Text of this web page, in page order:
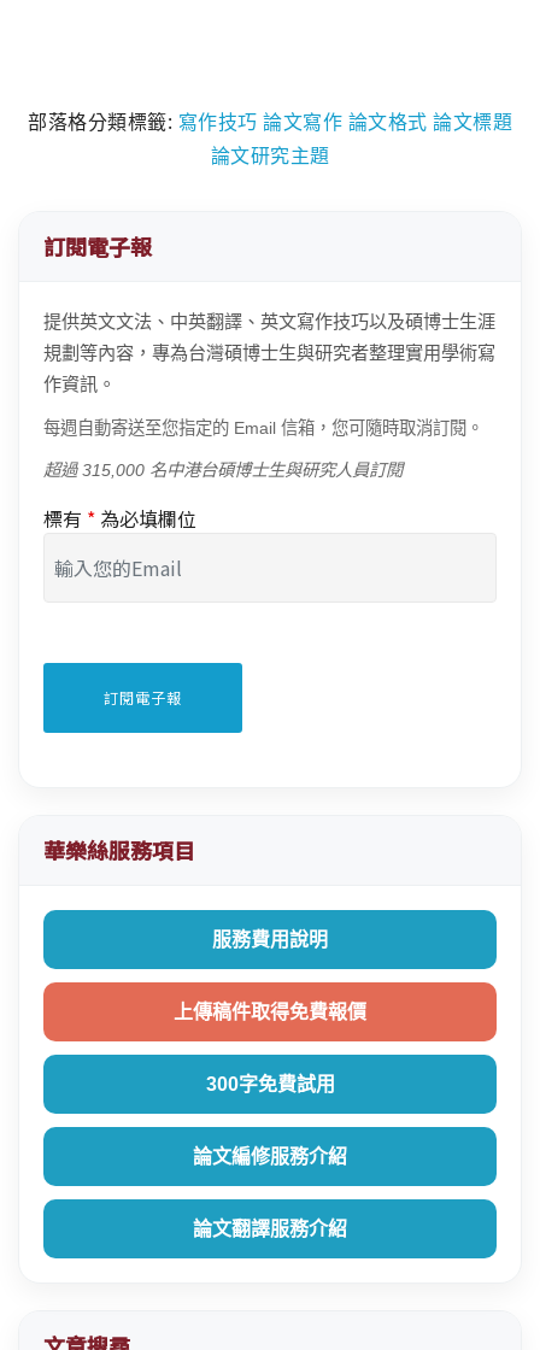
部落格分類標籤: 寫作技巧 論文寫作 論文格式 論文標題
論文研究主題
訂閱電子報
提供英文文法、中英翻譯、英文寫作技巧以及碩博士生涯
規劃等內容，專為台灣碩博士生與研究者整理實用學術寫
作資訊。
每週自動寄送至您指定的 Email 信箱，您可隨時取消訂閱。
超過 315,000 名中港台碩博士生與研究人員訂閱
標有 * 為必填欄位
華樂絲服務項目
服務費用說明
上傳稿件取得免費報價
300字免費試用
論文編修服務介紹
論文翻譯服務介紹